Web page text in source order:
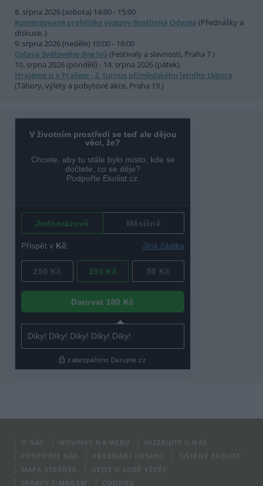
8. srpna 2026 (sobota) 14:00 - 15:00
Komentované prohlídky výstavy Rostlinná Odysea (Přednášky a
diskuse, )
9. srpna 2026 (neděle) 10:00 - 16:00
Oslava Světového dne lvů (Festivaly a slavnosti, Praha 7 )
10. srpna 2026 (pondělí) - 14. srpna 2026 (pátek)
Hrajeme si v Pralese - 2. turnus příměstského letního tábora
(Tábory, výlety a pobytové akce, Praha 19 )
O NÁS NOVINKY NA WEBU
INZERUJTE U NÁS
PODPOŘTE NÁS
PŘEBÍRÁNÍ OBSAHU
TIŠTĚNÝ EKOLIST
MAPA STRÁNEK
DEJTE O SOBĚ VĚDĚT
ZPRÁVY E-MAILEM
COOKIES